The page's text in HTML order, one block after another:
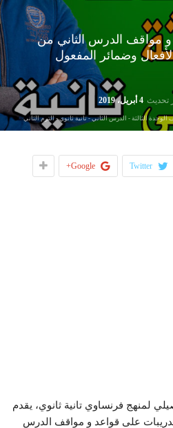
مواقف الدرس الثاني من
وضمائر المفعول
تحديث 4 أبريل، 2019
الثالثة - الدرس الثاني - تانية ثانوي - الترم الثاني
Twitter
Google+
لمنهج فرنساوي تانية ثانوي، يقدم
على قواعد و مواقف الدرس